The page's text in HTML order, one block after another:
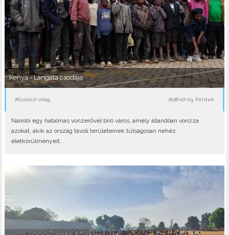
Kenya - Langata csodája
#Szalézi világ 2026-07-03, Péntek
Nairobi egy hatalmas vonzerővel bíró város, amely állandóan vonzza
azokat, akik az ország távoli területeinek túlságosan nehéz
életkörülményeit..